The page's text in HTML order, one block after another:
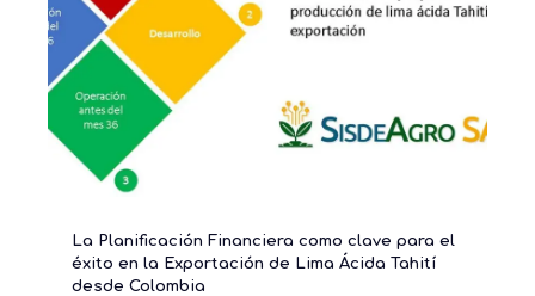
La Planificación Financiera como clave para el
éxito en la Exportación de Lima Ácida Tahití
desde Colombia